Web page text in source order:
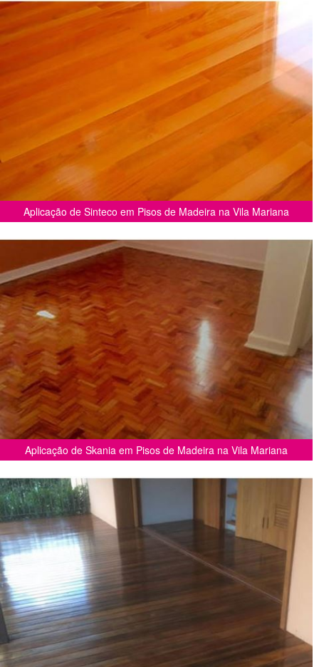
Aplicação de Sinteco em Pisos de Madeira na Vila Mariana
Aplicação de Skania em Pisos de Madeira na Vila Mariana